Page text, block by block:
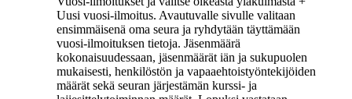
Uusi vuosi-ilmoitus. Avautuvalle sivulle valitaan
ensimmäisenä oma seura ja ryhdytään täyttämään
vuosi-ilmoituksen tietoja. Jäsenmäärä
kokonaisuudessaan, jäsenmäärät iän ja sukupuolen
mukaisesti, henkilöstön ja vapaaehtoistyöntekijöiden
määrät sekä seuran järjestämän kurssi- ja